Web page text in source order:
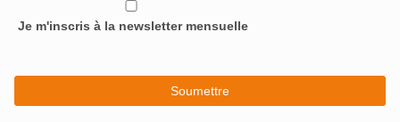
Je m'inscris à la newsletter mensuelle